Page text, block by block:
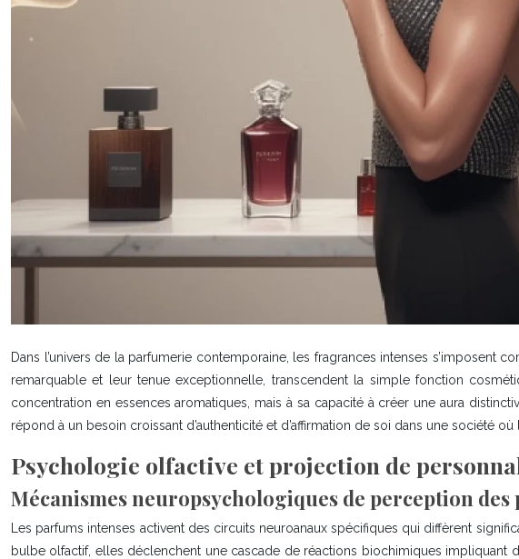
Dans l’univers de la parfumerie contemporaine, les fragrances intenses
remarquable et leur tenue exceptionnelle, transcendent la simple fonction
concentration en essences aromatiques, mais à sa capacité à créer une aura
répond à un besoin croissant d’authenticité et d’affirmation de soi dans une société
Psychologie olfactive et projection de
Mécanismes neuropsychologiques de perception
Les parfums intenses activent des circuits neuroanaux spécifiques qui diffèrent
bulbe olfactif, elles déclenchent une cascade de réactions biochimiques